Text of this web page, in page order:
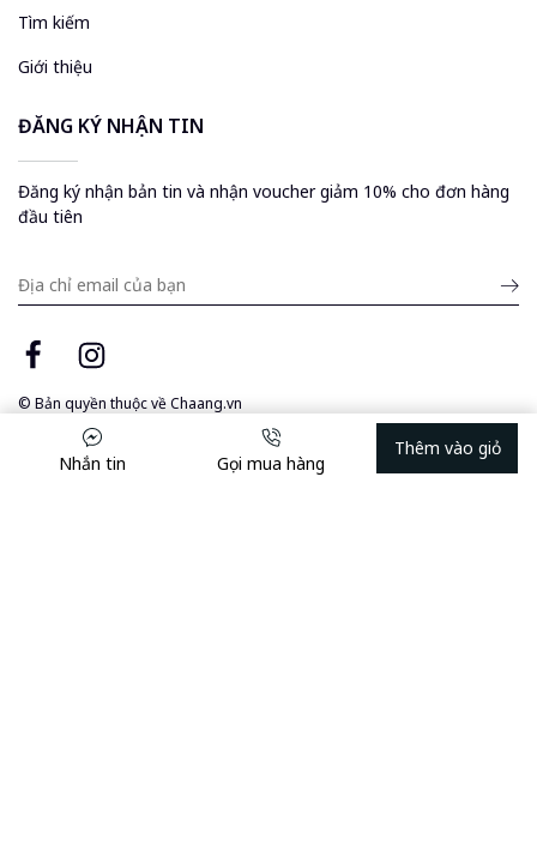
Nhắn tin Gọi mua hàng
Thêm vào giỏ
Tìm kiếm
Giới thiệu
ĐĂNG KÝ NHẬN TIN
Đăng ký nhận bản tin và nhận voucher giảm 10% cho đơn hàng
đầu tiên
Submit
email
© Bản quyền thuộc vềChaang.vn